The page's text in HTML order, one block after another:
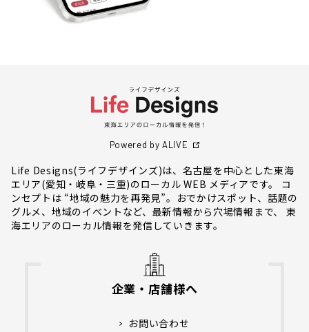
Powered by ALIVE
Life Designs(ライフデザインズ)は、名古屋を中心とした東海
エリア(愛知・岐阜・三重)のローカル WEB メディアです。 コ
ンセプトは “地域の魅力を再発見”。おでかけスポット、話題の
グルメ、地域のイベントなど、最新情報から穴場情報まで、 東
海エリアのローカル情報を発信していきます。
企業・店舗様へ
お問い合わせ